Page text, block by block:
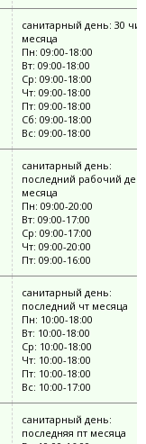
санитарный день: 30
месяца
Пн: 09:00-18:00
Вт: 09:00-18:00
Ср: 09:00-18:00
Чт: 09:00-18:00
Пт: 09:00-18:00
Сб: 09:00-18:00
Вс: 09:00-18:00
санитарный день:
последний рабочий
месяца
Пн: 09:00-20:00
Вт: 09:00-17:00
Ср: 09:00-17:00
Чт: 09:00-20:00
Пт: 09:00-16:00
санитарный день:
последний чт месяца
Пн: 10:00-18:00
Вт: 10:00-18:00
Ср: 10:00-18:00
Чт: 10:00-18:00
Пт: 10:00-18:00
Вс: 10:00-17:00
санитарный день:
последняя пт месяца